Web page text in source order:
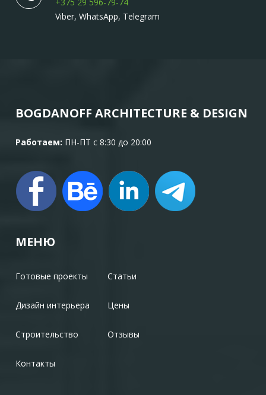
+375 29 596-79-74
Viber, WhatsApp, Telegram
BOGDANOFF ARCHITECTURE & DESIGN
Работаем: ПН-ПТ с 8:30 до 20:00
МЕНЮ
Готовые проекты
Дизайн интерьера
Строительство
Контакты
Статьи
Цены
Отзывы